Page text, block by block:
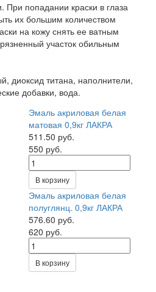
попадании краски в глаза
их большим количеством
на кожу снять ее ватным
участок обильным
диоксид титана, наполнители,
добавки, вода.
Эмаль акриловая белая
матовая 0,9кг ЛАКРА
511.50 руб.
550 руб.
В корзину
Эмаль акриловая белая
полуглянц. 0,9кг ЛАКРА
576.60 руб.
620 руб.
В корзину